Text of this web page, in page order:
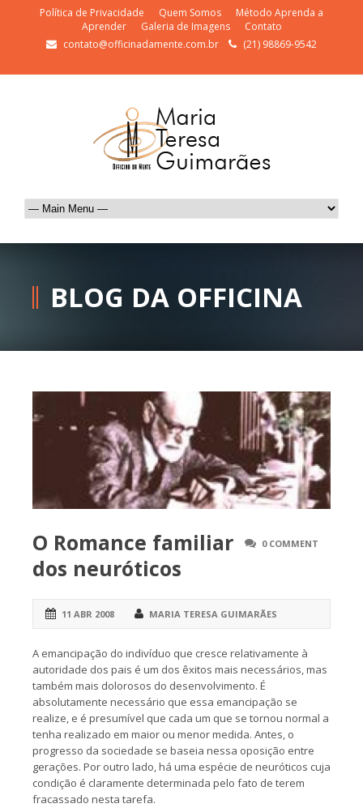
Política de Privacidade Quem Somos
Método Aprenda a
Aprender
Galeria de Imagens
Contato
contato@officinadamente.com.br
(21) 98869-9542
BLOG DA OFFICINA
0 COMMENT
O Romance familiar
dos neuróticos
11 ABR 2008 MARIA TERESA GUIMARÃES
A emancipação do indivíduo que cresce relativamente à
autoridade dos pais é um dos êxitos mais necessários, mas
também mais dolorosos do desenvolvimento. É
absolutamente necessário que essa emancipação se
realize, e é presumível que cada um que se tornou normal a
tenha realizado em maior ou menor medida. Antes, o
progresso da sociedade se baseia nessa oposição entre
gerações. Por outro lado, há uma espécie de neuróticos cuja
condição é claramente determinada pelo fato de terem
fracassado nesta tarefa.